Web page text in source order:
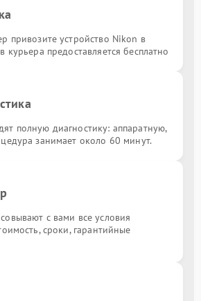
привозите устройство Nikon в
курьера предоставляется бесплатно
полную диагностику: аппаратную,
занимает около 60 минут.
с вами все условия
сроки, гарантийные